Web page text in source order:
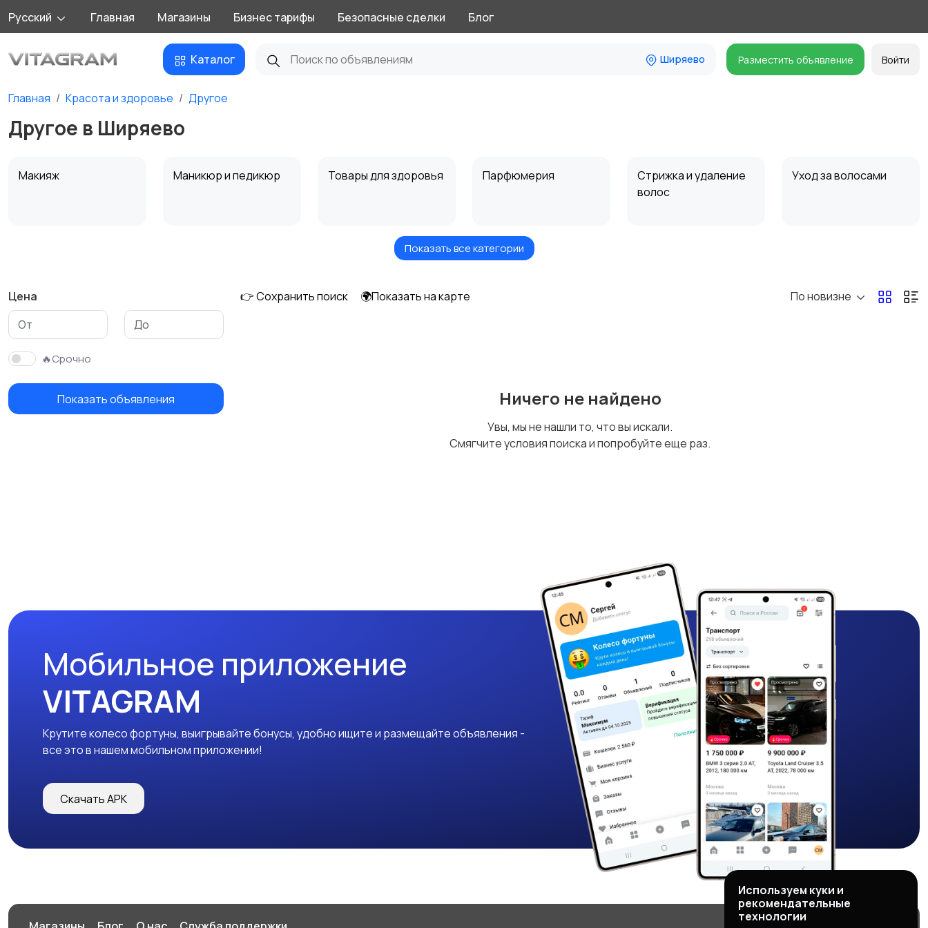
Русский Главная Магазины Бизнес тарифы Безопасные сделки Блог
Каталог Ширяево Разместить объявление Войти
Главная Красота и здоровье Другое
Другое в Ширяево
Макияж Маникюр и педикюр Товары для здоровья Парфюмерия
Стрижка и удаление
волос
Уход за волосами
Тату и татуаж Солярии и загар
Показать все категории
Цена
🔥Срочно
Показать объявления
👉 Сохранить поиск 🌍Показать на карте По новизне
Ничего не найдено
Увы, мы не нашли то, что вы искали.
Смягчите условия поиска и попробуйте еще раз.
Мобильное приложение
VITAGRAM
Крутите колесо фортуны, выигрывайте бонусы, удобно ищите и размещайте объявления -
все это в нашем мобильном приложении!
Скачать APK
Используем куки и
рекомендательные
технологии